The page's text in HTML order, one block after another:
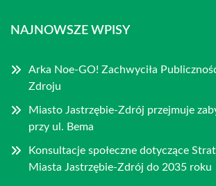
NAJNOWSZE WPISY
Arka Noe-GO! Zachwyciła
Zdroju
Miasto Jastrzębie-Zdrój przejmuje
przy ul. Bema
Konsultacje społeczne dotyczące
Miasta Jastrzębie-Zdrój do 2035 roku